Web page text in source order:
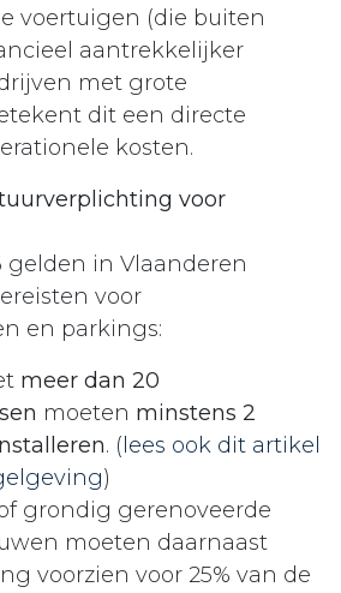
voertuigen (die buiten
aantrekkelijker
met grote
dit een directe
kosten.​
voor
gelden in Vlaanderen
voor
en parkings:
meer dan 20
moeten minstens 2
. (lees ook dit artikel
)
grondig gerenoveerde
moeten daarnaast
voorzien voor 25% van de